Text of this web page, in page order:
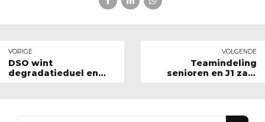
VORIGE
DSO wint
degradatieduel en
VOLGENDE
Teamindeling
senioren en J1 zaal